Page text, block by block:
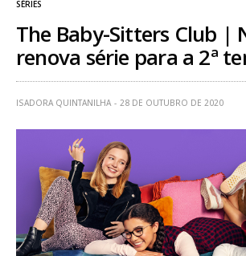
SÉRIES
The Baby-Sitters Club |
renova série para a 2ª
ISADORA QUINTANILHA 28 DE OUTUBRO DE 2020